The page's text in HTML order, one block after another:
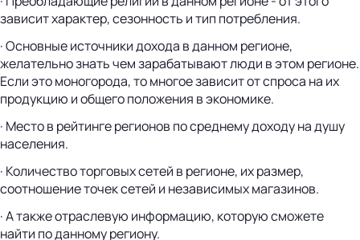
зависит характер, сезонность и тип потребления.
· Основные источники дохода в данном регионе,
желательно знать чем зарабатывают люди в этом регионе.
Если это моногорода, то многое зависит от спроса на их
продукцию и общего положения в экономике.
· Место в рейтинге регионов по среднему доходу на душу
населения.
· Количество торговых сетей в регионе, их размер,
соотношение точек сетей и независимых магазинов.
· А также отраслевую информацию, которую сможете
найти по данному региону.